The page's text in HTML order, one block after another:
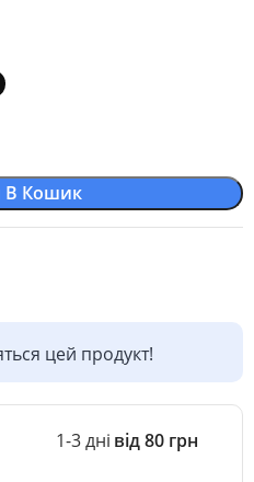
В Кошик
цей продукт!
1-3 дні від 80 грн